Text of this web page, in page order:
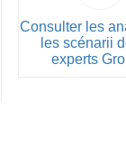
Consulter les
les scénarii
experts